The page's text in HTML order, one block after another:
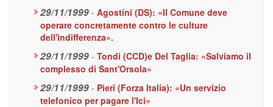
29/11/1999 - Agostini (DS): «Il Comune deve
operare concretamente contro le culture
dell'indifferenza».
29/11/1999 - Tondi (CCD)e Del Taglia: «Salviamo il
complesso di Sant'Orsola»
29/11/1999 - Pieri (Forza Italia): «Un servizio
telefonico per pagare l'Ici»